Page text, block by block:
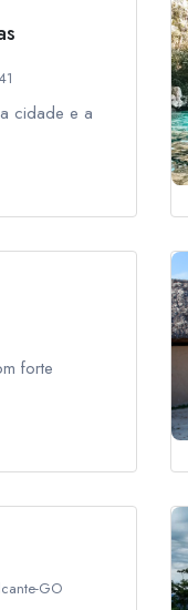
cidade e a
forte
GO